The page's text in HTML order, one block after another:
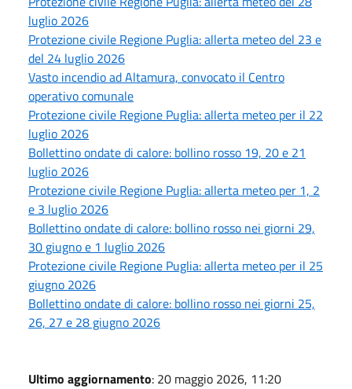
luglio 2026
Protezione civile Regione Puglia: allerta meteo del 23 e
del 24 luglio 2026
Vasto incendio ad Altamura, convocato il Centro
operativo comunale
Protezione civile Regione Puglia: allerta meteo per il 22
luglio 2026
Bollettino ondate di calore: bollino rosso 19, 20 e 21
luglio 2026
Protezione civile Regione Puglia: allerta meteo per 1, 2
e 3 luglio 2026
Bollettino ondate di calore: bollino rosso nei giorni 29,
30 giugno e 1 luglio 2026
Protezione civile Regione Puglia: allerta meteo per il 25
giugno 2026
Bollettino ondate di calore: bollino rosso nei giorni 25,
26, 27 e 28 giugno 2026
Ultimo aggiornamento: 20 maggio 2026, 11:20